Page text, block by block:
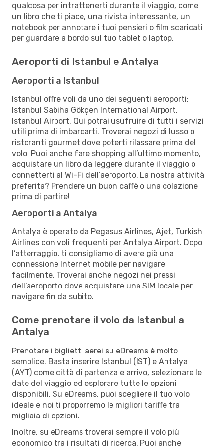
qualcosa per intrattenerti durante il viaggio, come
un libro che ti piace, una rivista interessante, un
notebook per annotare i tuoi pensieri o film scaricati
per guardare a bordo sul tuo tablet o laptop.
Aeroporti di Istanbul e Antalya
Aeroporti a Istanbul
Istanbul offre voli da uno dei seguenti aeroporti:
Istanbul Sabiha Gökçen International Airport,
Istanbul Airport. Qui potrai usufruire di tutti i servizi
utili prima di imbarcarti. Troverai negozi di lusso o
ristoranti gourmet dove poterti rilassare prima del
volo. Puoi anche fare shopping all’ultimo momento,
acquistare un libro da leggere durante il viaggio o
connetterti al Wi-Fi dell’aeroporto. La nostra attività
preferita? Prendere un buon caffè o una colazione
prima di partire!
Aeroporti a Antalya
Antalya è operato da Pegasus Airlines, Ajet, Turkish
Airlines con voli frequenti per Antalya Airport. Dopo
l’atterraggio, ti consigliamo di avere già una
connessione Internet mobile per navigare
facilmente. Troverai anche negozi nei pressi
dell’aeroporto dove acquistare una SIM locale per
navigare fin da subito.
Come prenotare il volo da Istanbul a
Antalya
Prenotare i biglietti aerei su eDreams è molto
semplice. Basta inserire Istanbul (IST) e Antalya
(AYT) come città di partenza e arrivo, selezionare le
date del viaggio ed esplorare tutte le opzioni
disponibili. Su eDreams, puoi scegliere il tuo volo
ideale e noi ti proporremo le migliori tariffe tra
migliaia di opzioni.
Inoltre, su eDreams troverai sempre il volo più
economico tra i risultati di ricerca. Puoi anche